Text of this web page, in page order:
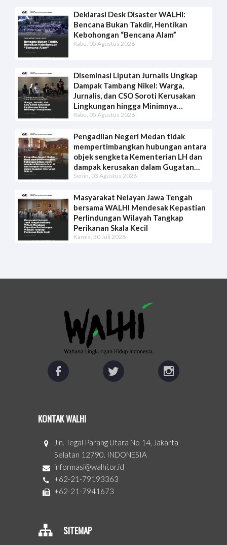
Deklarasi Desk Disaster WALHI:
Bencana Bukan Takdir, Hentikan
Kebohongan “Bencana Alam”
Rabu, 05 Agustus 2026
Diseminasi Liputan Jurnalis Ungkap
Dampak Tambang Nikel: Warga,
Jurnalis, dan CSO Soroti Kerusakan
Lingkungan hingga Minimnya
Transparansi
Rabu, 05 Agustus 2026
Pengadilan Negeri Medan tidak
mempertimbangkan hubungan antara
objek sengketa Kementerian LH dan
dampak kerusakan dalam Gugatan
Intervensi WALHI
Senin, 03 Agustus 2026
Masyarakat Nelayan Jawa Tengah
bersama WALHI Mendesak Kepastian
Perlindungan Wilayah Tangkap
Perikanan Skala Kecil
Kamis, 30 Juli 2026
KONTAK WALHI
Jln. Tegal Parang Utara No 14, Jakarta
Selatan 12790. INDONESIA
informasi@walhi.or.id
+62-21-79193363
+62-21-7941673
SITEMAP